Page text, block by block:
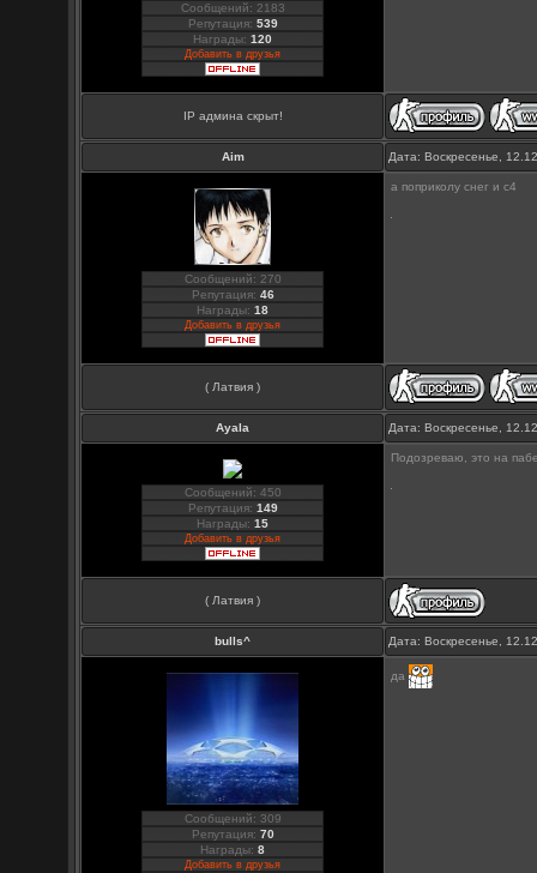
Сообщений: 2183
Репутация: 539
Награды:120
Добавить в друзья
IP админа скрыт!
Aim Дата: Воскресенье,
Сообщений: 270
Репутация: 46
Награды:18
Добавить в друзья
а поприколу снег и c4
( Латвия )
Ayala Дата: Воскресенье,
Сообщений: 450
Репутация: 149
Награды:15
Добавить в друзья
Подозреваю, это на
( Латвия )
bulls^ Дата: Воскресенье,
Сообщений: 309
Репутация: 70
Награды:8
Добавить в друзья
да